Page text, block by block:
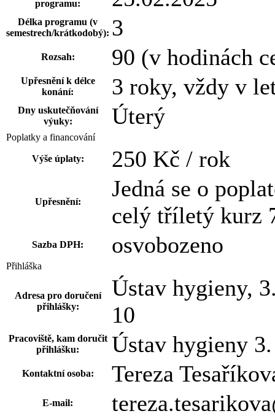
programu:
Délka programu (v
semestrech/krátkodobý): 3
Rozsah: 90 (v hodinách
Upřesnění k délce
konání:
3 roky, vždy v
Dny uskutečňování
výuky:
Úterý
Poplatky a financování
Výše úplaty: 250 Kč / rok
Upřesnění:
Jedná se o
celý tříletý kurz
Sazba DPH: osvobozeno
Přihláška
Adresa pro doručení
přihlášky:
Ústav hygieny,
10
Pracoviště, kam doručit
přihlášku:
Ústav hygieny
Kontaktní osoba: Tereza
E-mail: